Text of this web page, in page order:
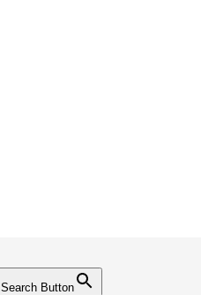
Search Button